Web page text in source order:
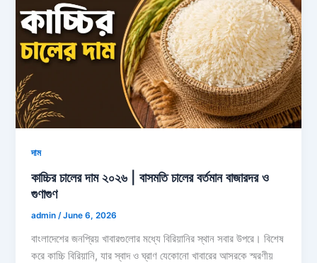
দাম
কাচ্চির চালের দাম ২০২৬ | বাসমতি চালের বর্তমান বাজারদর ও
গুণাগুণ
admin/June 6, 2026
বাংলাদেশের জনপ্রিয় খাবারগুলোর মধ্যে বিরিয়ানির স্থান সবার উপরে। বিশেষ
করে কাচ্চি বিরিয়ানি, যার স্বাদ ও ঘ্রাণ যেকোনো খাবারের আসরকে স্মরণীয়